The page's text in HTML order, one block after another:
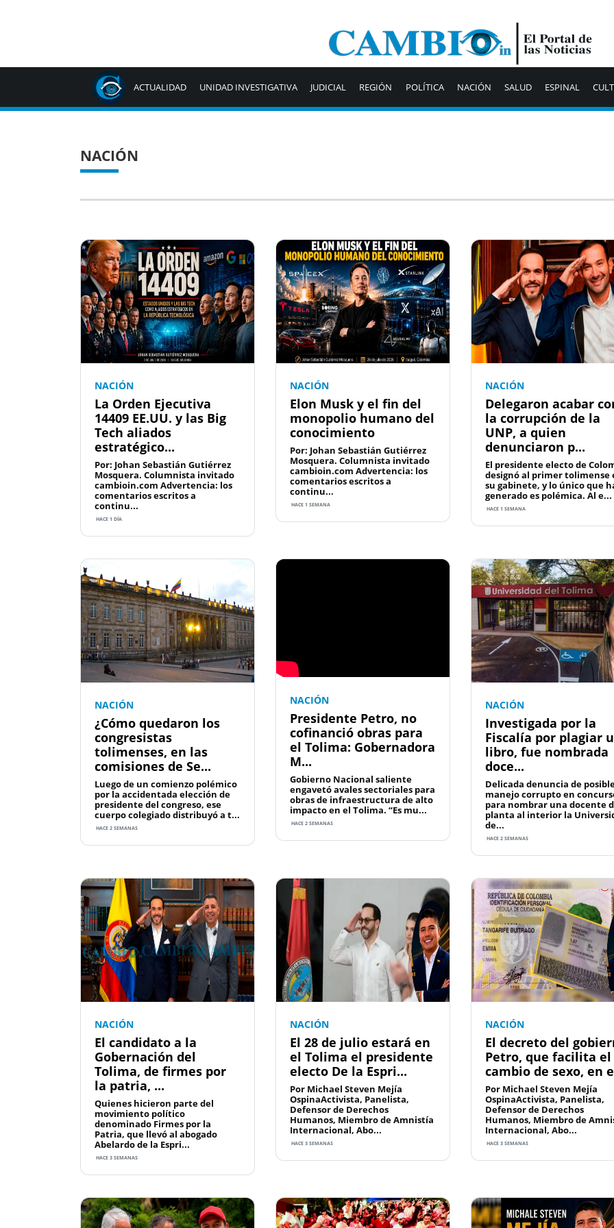
ACTUALIDAD UNIDAD INVESTIGATIVA JUDICIAL REGIÓN POLÍTICA NACIÓN SALUD ESPINAL
NACIÓN
NACIÓN
La Orden Ejecutiva
14409 EE.UU. y las Big
Tech aliados
estratégico...
Por: Johan Sebastián Gutiérrez
Mosquera. Columnista invitado
cambioin.com Advertencia: los
comentarios escritos a
continu...
HACE 1 DÍA
NACIÓN
Elon Musk y el fin del
monopolio humano del
conocimiento
Por: Johan Sebastián Gutiérrez
Mosquera. Columnista invitado
cambioin.com Advertencia: los
comentarios escritos a
continu...
HACE 1 SEMANA
NACIÓN
Delegaron acabar
la corrupción de la
UNP, a quien
denunciaron p...
El presidente electo de
designó al primer tolimense
su gabinete, y lo único que
generado es polémica. Al e...
HACE 1 SEMANA
NACIÓN
¿Cómo quedaron los
congresistas
tolimenses, en las
comisiones de Se...
Luego de un comienzo polémico
por la accidentada elección de
presidente del congreso, ese
cuerpo colegiado distribuyó a t...
HACE 2 SEMANAS
NACIÓN
Presidente Petro, no
cofinanció obras para
el Tolima: Gobernadora
M...
Gobierno Nacional saliente
engavetó avales sectoriales para
obras de infraestructura de alto
impacto en el Tolima. “Es mu...
HACE 2 SEMANAS
NACIÓN
Investigada por la
Fiscalía por plagiar
libro, fue nombrada
doce...
Delicada denuncia de
manejo corrupto en
para nombrar una docente
planta al interior la
de...
HACE 2 SEMANAS
NACIÓN
El candidato a la
Gobernación del
Tolima, de firmes por
la patria, ...
Quienes hicieron parte del
movimiento político
denominado Firmes por la
Patria, que llevó al abogado
Abelardo de la Espri...
HACE 3 SEMANAS
NACIÓN
El 28 de julio estará en
el Tolima el presidente
electo De la Espri...
Por Michael Steven Mejía
OspinaActivista, Panelista,
Defensor de Derechos
Humanos, Miembro de Amnistía
Internacional, Abo...
HACE 3 SEMANAS
NACIÓN
El decreto del
Petro, que facilita el
cambio de sexo, en
Por Michael Steven Mejía
OspinaActivista, Panelista,
Defensor de Derechos
Humanos, Miembro de
Internacional, Abo...
HACE 3 SEMANAS